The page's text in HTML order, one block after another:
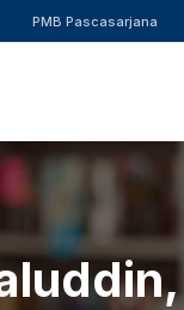
PMB Pascasarjana